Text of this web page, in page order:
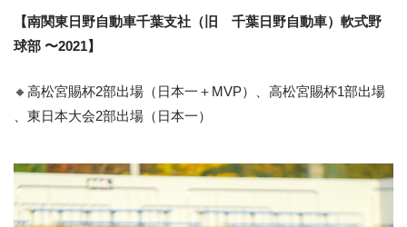
【南関東日野自動車千葉支社（旧 千葉日野自動車）軟式野
球部 〜2021】
🔸高松宮賜杯2部出場（日本一＋MVP）、高松宮賜杯1部出場
、東日本大会2部出場（日本一）